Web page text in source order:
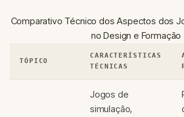
Comparativo Técnico dos Aspectos dos
no Design e Formação
TÓPICO
CARACTERÍSTICAS
TÉCNICAS
Jogos de
simulação,